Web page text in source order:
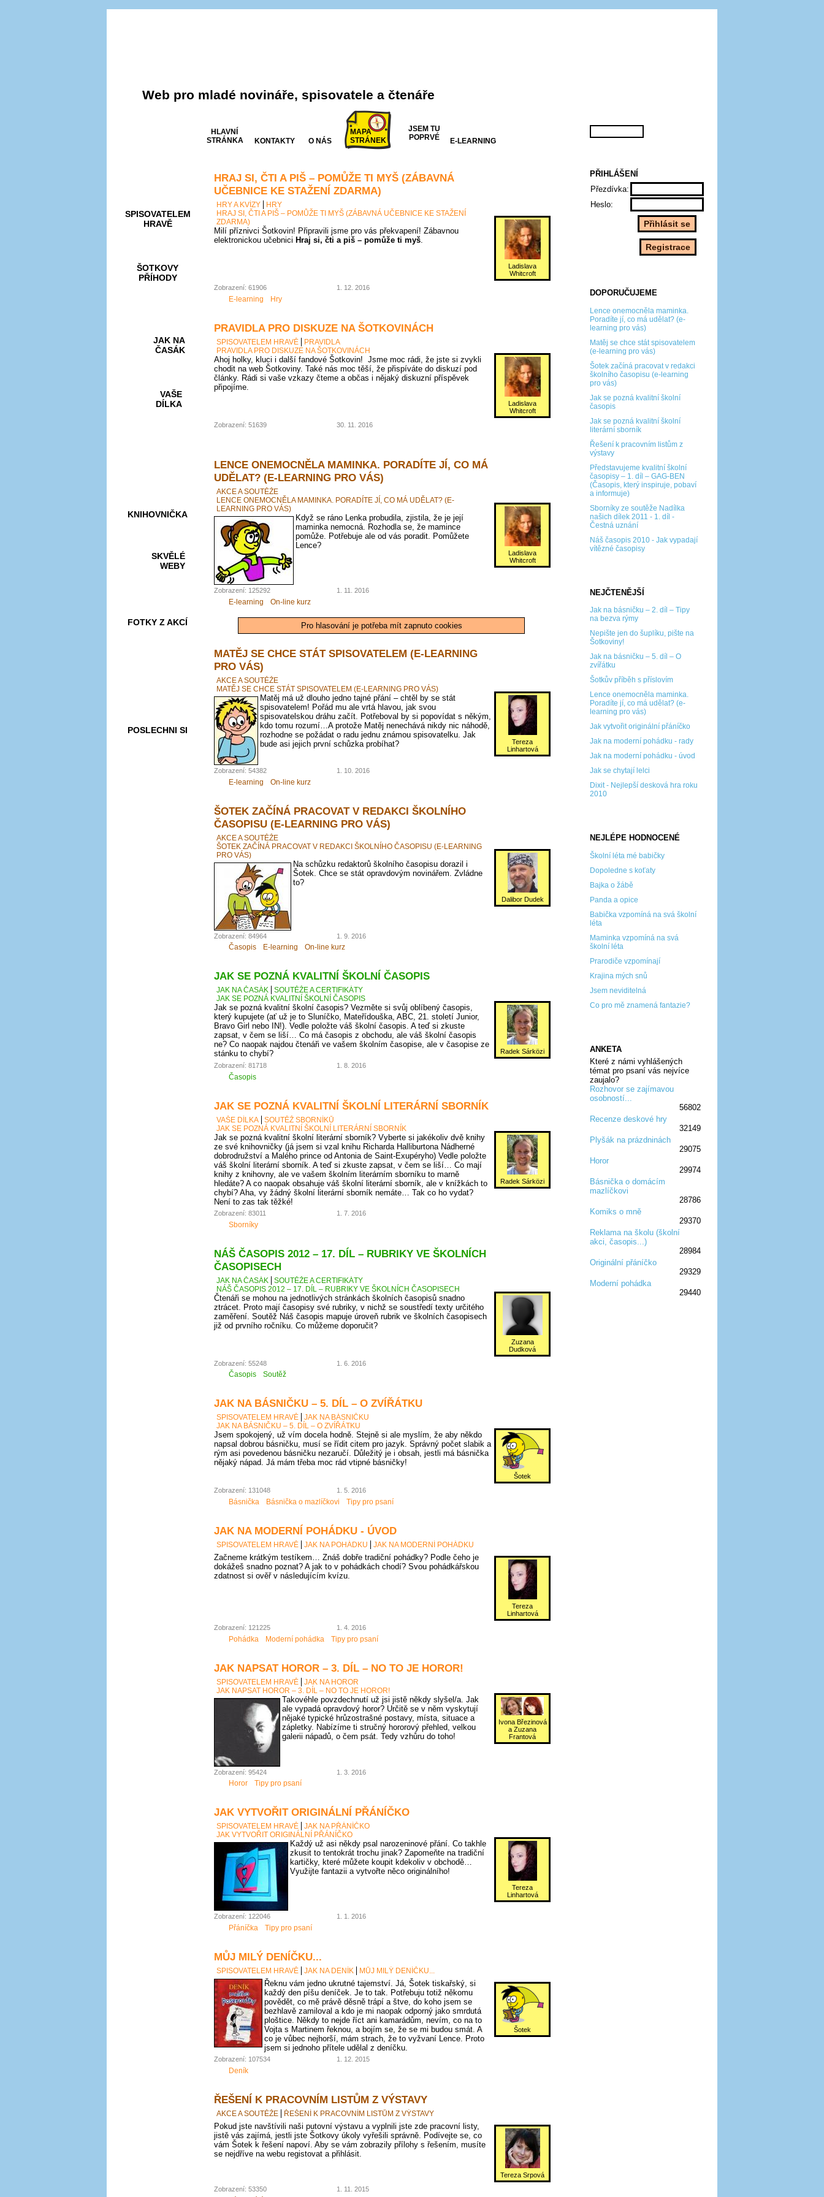
Web pro mladé novináře, spisovatele a čtenáře
HLAVNÍ
STRÁNKA
KONTAKTY O NÁS
MAPA
STRÁNEK
JSEM TU
POPRVÉ
E-LEARNING
SPISOVATELEM
HRAVĚ
ŠOTKOVY
PŘÍHODY
JAK NA
ČASÁK
VAŠE
DÍLKA
KNIHOVNIČKA
SKVĚLÉ
WEBY
FOTKY Z AKCÍ
POSLECHNI SI
PŘIHLÁŠENÍ
Přezdívka:
Heslo:
DOPORUČUJEME
Lence onemocněla maminka.
Poradíte jí, co má udělat? (e-
learning pro vás)
Matěj se chce stát spisovatelem
(e-learning pro vás)
Šotek začíná pracovat v redakci
školního časopisu (e-learning
pro vás)
Jak se pozná kvalitní školní
časopis
Jak se pozná kvalitní školní
literární sborník
Řešení k pracovním listům z
výstavy
Představujeme kvalitní školní
časopisy – 1. díl – GAG-BEN
(Časopis, který inspiruje, pobaví
a informuje)
Sborníky ze soutěže Nadílka
našich dílek 2011 - 1. díl -
Čestná uznání
Náš časopis 2010 - Jak vypadají
vítězné časopisy
NEJČTENĚJŠÍ
Jak na básničku – 2. díl – Tipy
na bezva rýmy
Nepište jen do šuplíku, pište na
Šotkoviny!
Jak na básničku – 5. díl – O
zvířátku
Šotkův příběh s příslovím
Lence onemocněla maminka.
Poradíte jí, co má udělat? (e-
learning pro vás)
Jak vytvořit originální přáníčko
Jak na moderní pohádku - rady
Jak na moderní pohádku - úvod
Jak se chytají lelci
Dixit - Nejlepší desková hra roku
2010
NEJLÉPE HODNOCENÉ
Školní léta mé babičky
Dopoledne s koťaty
Bajka o žábě
Panda a opice
Babička vzpomíná na svá školní
léta
Maminka vzpomíná na svá
školní léta
Prarodiče vzpomínají
Krajina mých snů
Jsem neviditelná
Co pro mě znamená fantazie?
ANKETA
Které z námi vyhlášených
témat pro psaní vás nejvíce
zaujalo?
Rozhovor se zajímavou
osobností...
56802
Recenze deskové hry
32149
Plyšák na prázdninách
29075
Horor
29974
Básnička o domácím
mazlíčkovi
28786
Komiks o mně
29370
:D
Reklama na školu (školní
akci, časopis...)
28984
Originální přáníčko
29329
Moderní pohádka
29440
HRAJ SI, ČTI A PIŠ – POMŮŽE TI MYŠ (ZÁBAVNÁ
UČEBNICE KE STAŽENÍ ZDARMA)
HRY A KVÍZY
HRY
HRAJ SI, ČTI A PIŠ – POMŮŽE TI MYŠ (ZÁBAVNÁ UČEBNICE KE STAŽENÍ
ZDARMA)
Ladislava
Whitcroft
Milí příznivci Šotkovin! Připravili jsme pro vás překvapení! Zábavnou
elektronickou učebnici Hraj si, čti a piš – pomůže ti myš.
Zobrazení: 61906 1. 12. 2016
E-learning Hry
PRAVIDLA PRO DISKUZE NA ŠOTKOVINÁCH
SPISOVATELEM HRAVĚ
PRAVIDLA
PRAVIDLA PRO DISKUZE NA ŠOTKOVINÁCH
Ladislava
Whitcroft
Ahoj holky, kluci i další fandové Šotkovin! Jsme moc rádi, že jste si zvykli
chodit na web Šotkoviny. Také nás moc těší, že přispíváte do diskuzí pod
články. Rádi si vaše vzkazy čteme a občas i nějaký diskuzní příspěvek
připojíme.
Zobrazení: 51639 30. 11. 2016
LENCE ONEMOCNĚLA MAMINKA. PORADÍTE JÍ, CO MÁ
UDĚLAT? (E-LEARNING PRO VÁS)
AKCE A SOUTĚŽE
LENCE ONEMOCNĚLA MAMINKA. PORADÍTE JÍ, CO MÁ UDĚLAT? (E-
LEARNING PRO VÁS)
Ladislava
Whitcroft
Když se ráno Lenka probudila, zjistila, že je její
maminka nemocná. Rozhodla se, že mamince
pomůže. Potřebuje ale od vás poradit. Pomůžete
Lence?
Zobrazení: 125292 1. 11. 2016
E-learning On-line kurz
Pro hlasování je potřeba mít zapnuto cookies
MATĚJ SE CHCE STÁT SPISOVATELEM (E-LEARNING
PRO VÁS)
AKCE A SOUTĚŽE
MATĚJ SE CHCE STÁT SPISOVATELEM (E-LEARNING PRO VÁS)
Tereza
Linhartová
Matěj má už dlouho jedno tajné přání – chtěl by se stát
spisovatelem! Pořád mu ale vrtá hlavou, jak svou
spisovatelskou dráhu začít. Potřeboval by si popovídat s někým,
kdo tomu rozumí…A protože Matěj nenechává nikdy nic náhodě,
rozhodne se požádat o radu jednu známou spisovatelku. Jak
bude asi jejich první schůzka probíhat?
Zobrazení: 54382 1. 10. 2016
E-learning On-line kurz
ŠOTEK ZAČÍNÁ PRACOVAT V REDAKCI ŠKOLNÍHO
ČASOPISU (E-LEARNING PRO VÁS)
AKCE A SOUTĚŽE
ŠOTEK ZAČÍNÁ PRACOVAT V REDAKCI ŠKOLNÍHO ČASOPISU (E-LEARNING
PRO VÁS)
Dalibor Dudek
Na schůzku redaktorů školního časopisu dorazil i
Šotek. Chce se stát opravdovým novinářem. Zvládne
to?
Zobrazení: 84964 1. 9. 2016
Časopis E-learning On-line kurz
JAK SE POZNÁ KVALITNÍ ŠKOLNÍ ČASOPIS
JAK NA ČASÁK
SOUTĚŽE A CERTIFIKÁTY
JAK SE POZNÁ KVALITNÍ ŠKOLNÍ ČASOPIS
Radek Sárközi
Jak se pozná kvalitní školní časopis? Vezměte si svůj oblíbený časopis,
který kupujete (ať už je to Sluníčko, Mateřídouška, ABC, 21. století Junior,
Bravo Girl nebo IN!). Vedle položte váš školní časopis. A teď si zkuste
zapsat, v čem se liší… Co má časopis z obchodu, ale váš školní časopis
ne? Co naopak najdou čtenáři ve vašem školním časopise, ale v časopise ze
stánku to chybí?
Zobrazení: 81718 1. 8. 2016
Časopis
JAK SE POZNÁ KVALITNÍ ŠKOLNÍ LITERÁRNÍ SBORNÍK
VAŠE DÍLKA
SOUTĚŽ SBORNÍKŮ
JAK SE POZNÁ KVALITNÍ ŠKOLNÍ LITERÁRNÍ SBORNÍK
Radek Sárközi
Jak se pozná kvalitní školní literární sborník? Vyberte si jakékoliv dvě knihy
ze své knihovničky (já jsem si vzal knihu Richarda Halliburtona Nádherné
dobrodružství a Malého prince od Antonia de Saint-Exupéryho) Vedle položte
váš školní literární sborník. A teď si zkuste zapsat, v čem se liší… Co mají
knihy z knihovny, ale ve vašem školním literárním sborníku to marně
hledáte? A co naopak obsahuje váš školní literární sborník, ale v knížkách to
chybí? Aha, vy žádný školní literární sborník nemáte… Tak co ho vydat?
Není to zas tak těžké!
Zobrazení: 83011 1. 7. 2016
Sborníky
NÁŠ ČASOPIS 2012 – 17. DÍL – RUBRIKY VE ŠKOLNÍCH
ČASOPISECH
JAK NA ČASÁK
SOUTĚŽE A CERTIFIKÁTY
NÁŠ ČASOPIS 2012 – 17. DÍL – RUBRIKY VE ŠKOLNÍCH ČASOPISECH
Zuzana
Dudková
Čtenáři se mohou na jednotlivých stránkách školních časopisů snadno
ztrácet. Proto mají časopisy své rubriky, v nichž se soustředí texty určitého
zaměření. Soutěž Náš časopis mapuje úroveň rubrik ve školních časopisech
již od prvního ročníku. Co můžeme doporučit?
Zobrazení: 55248 1. 6. 2016
Časopis Soutěž
JAK NA BÁSNIČKU – 5. DÍL – O ZVÍŘÁTKU
SPISOVATELEM HRAVĚ
JAK NA BÁSNIČKU
JAK NA BÁSNIČKU – 5. DÍL – O ZVÍŘÁTKU
Šotek
Jsem spokojený, už vím docela hodně. Stejně si ale myslím, že aby někdo
napsal dobrou básničku, musí se řídit citem pro jazyk. Správný počet slabik a
rým asi povedenou básničku nezaručí. Důležitý je i obsah, jestli má básnička
nějaký nápad. Já mám třeba moc rád vtipné básničky!
Zobrazení: 131048 1. 5. 2016
Básnička Básnička o mazlíčkovi Tipy pro psaní
JAK NA MODERNÍ POHÁDKU - ÚVOD
SPISOVATELEM HRAVĚ JAK NA POHÁDKU JAK NA MODERNÍ POHÁDKU
Tereza
Linhartová
Začneme krátkým testíkem… Znáš dobře tradiční pohádky? Podle čeho je
dokážeš snadno poznat? A jak to v pohádkách chodí? Svou pohádkářskou
zdatnost si ověř v následujícím kvízu.
Zobrazení: 121225 1. 4. 2016
Pohádka Moderní pohádka Tipy pro psaní
JAK NAPSAT HOROR – 3. DÍL – NO TO JE HOROR!
SPISOVATELEM HRAVĚ
JAK NA HOROR
JAK NAPSAT HOROR – 3. DÍL – NO TO JE HOROR!
Ivona Březinová
a Zuzana
Frantová
Takovéhle povzdechnutí už jsi jistě někdy slyšel/a. Jak
ale vypadá opravdový horor? Určitě se v něm vyskytují
nějaké typické hrůzostrašné postavy, místa, situace a
zápletky. Nabízíme ti stručný hororový přehled, velkou
galerii nápadů, o čem psát. Tedy vzhůru do toho!
Zobrazení: 95424 1. 3. 2016
Horor Tipy pro psaní
JAK VYTVOŘIT ORIGINÁLNÍ PŘÁNÍČKO
SPISOVATELEM HRAVĚ
JAK NA PŘÁNÍČKO
JAK VYTVOŘIT ORIGINÁLNÍ PŘÁNÍČKO
Tereza
Linhartová
Každý už asi někdy psal narozeninové přání. Co takhle
zkusit to tentokrát trochu jinak? Zapomeňte na tradiční
kartičky, které můžete koupit kdekoliv v obchodě…
Využijte fantazii a vytvořte něco originálního!
Zobrazení: 122046 1. 1. 2016
Přáníčka Tipy pro psaní
MŮJ MILÝ DENÍČKU...
SPISOVATELEM HRAVĚ JAK NA DENÍK MŮJ MILÝ DENÍČKU...
Šotek
Řeknu vám jedno ukrutné tajemství. Já, Šotek tiskařský, si
každý den píšu deníček. Je to tak. Potřebuju totiž někomu
povědět, co mě právě děsně trápí a štve, do koho jsem se
bezhlavě zamiloval a kdo je mi naopak odporný jako smrdutá
ploštice. Někdy to nejde říct ani kamarádům, nevím, co na to
Vojta s Martinem řeknou, a bojím se, že se mi budou smát. A
co je vůbec nejhorší, mám strach, že to vyžvaní Lence. Proto
jsem si jednoho přítele udělal z deníčku.
Zobrazení: 107534 1. 12. 2015
Deník
ŘEŠENÍ K PRACOVNÍM LISTŮM Z VÝSTAVY
AKCE A SOUTĚŽE ŘEŠENÍ K PRACOVNÍM LISTŮM Z VÝSTAVY
Tereza Srpová
Pokud jste navštívili naši putovní výstavu a vyplnili jste zde pracovní listy,
jistě vás zajímá, jestli jste Šotkovy úkoly vyřešili správně. Podívejte se, co
vám Šotek k řešení napoví. Aby se vám zobrazily přílohy s řešením, musíte
se nejdříve na webu registovat a přihlásit.
Zobrazení: 53350 1. 11. 2015